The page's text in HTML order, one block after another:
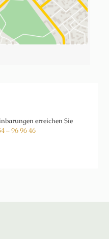
erreichen Sie
– 96 96 46